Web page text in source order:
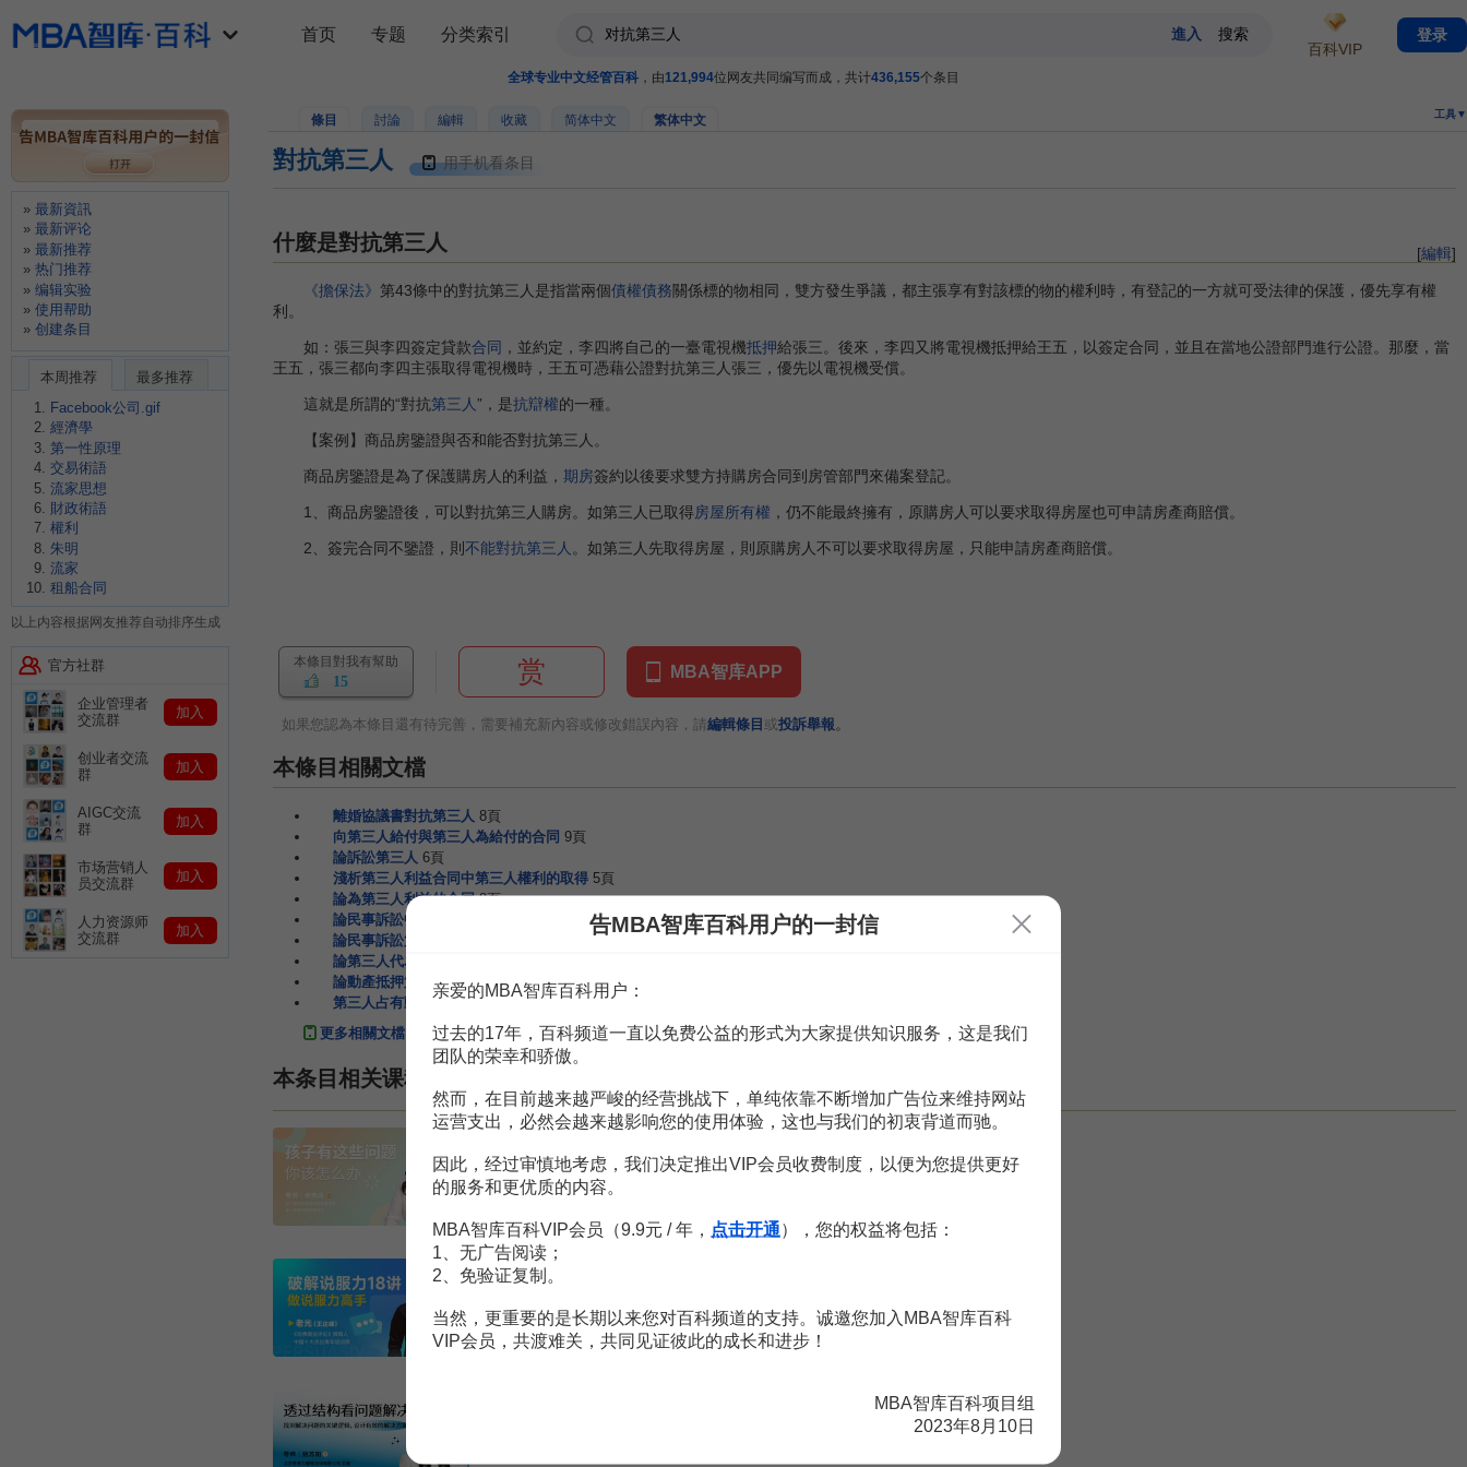
全球专业中文经管百科 ，由121,994位网友共同编写而成，共计436,155个条目
條目 討論 編輯 收藏 简体中文 繁体中文 工具▼
對抗第三人 用手机看条目
[編輯]
什麼是對抗第三人
《擔保法》 第43條中的對抗第三人是指當兩個債權債務關係標的物相同，雙方發生爭議，都主張享有對該標的物的權利時，有登記的一方就可受法律的保護，優先享有權
利。
如：張三與李四簽定貸款合同 ，並約定，李四將自己的一臺電視機抵押給張三。後來，李四又將電視機抵押給王五，以簽定合同，並且在當地公證部門進行公證。那麼，當
王五，張三都向李四主張取得電視機時，王五可憑藉公證對抗第三人張三，優先以電視機受償。
這就是所謂的“對抗第三人”，是抗辯權的一種。
【案例】商品房鑒證與否和能否對抗第三人。
商品房鑒證是為了保護購房人的利益， 期房簽約以後要求雙方持購房合同到房管部門來備案登記。
1、商品房鑒證後，可以對抗第三人購房。如第三人已取得房屋所有權 ，仍不能最終擁有，原購房人可以要求取得房屋也可申請房產商賠償。
2、簽完合同不鑒證，則 不能對抗第三人。如第三人先取得房屋，則原購房人不可以要求取得房屋，只能申請房產商賠償。
本條目對我有幫助
15 赏 MBA智库APP
如果您認為本條目還有待完善，需要補充新內容或修改錯誤內容，請編輯條目 或投訴舉報。
本條目相關文檔
離婚協議書對抗第三人 8頁
向第三人給付與第三人為給付的合同 9頁
論訴訟第三人 6頁
淺析第三人利益合同中第三人權利的取得 5頁
論為第三人利益的合同 8頁
論民事訴訟中的第三人
論民事訴訟第三人
論第三人代為清償制度
論動產抵押第三人範圍
6頁
第三人占有動產的執行 3頁
更多相關文檔
本条目相关课程
何燕鸿
破解说服力18讲，做说服力高手
¥99
首页 专题 分类索引
百科VIP
登录
最新資訊
最新评论
最新推荐
热门推荐
编辑实验
使用帮助
创建条目
本周推荐
最多推荐
Facebook公司.gif
經濟學
第一性原理
交易術語
流家思想
財政術語
權利
朱明
流家
租船合同
以上内容根据网友推荐自动排序生成
官方社群
企业管理者
交流群
加入
创业者交流
群
加入
AIGC交流
群
加入
市场营销人
员交流群
加入
人力资源师
交流群
加入 告MBA智库百科用户的一封信
亲爱的MBA智库百科用户：
过去的17年，百科频道一直以免费公益的形式为大家提供知识服务，这是我们
团队的荣幸和骄傲。
然而，在目前越来越严峻的经营挑战下，单纯依靠不断增加广告位来维持网站
运营支出，必然会越来越影响您的使用体验，这也与我们的初衷背道而驰。
因此，经过审慎地考虑，我们决定推出VIP会员收费制度，以便为您提供更好
的服务和更优质的内容。
MBA智库百科VIP会员（9.9元 / 年， 点击开通），您的权益将包括：
1、无广告阅读；
2、免验证复制。
当然，更重要的是长期以来您对百科频道的支持。诚邀您加入MBA智库百科
VIP会员，共渡难关，共同见证彼此的成长和进步！
MBA智库百科项目组
2023年8月10日